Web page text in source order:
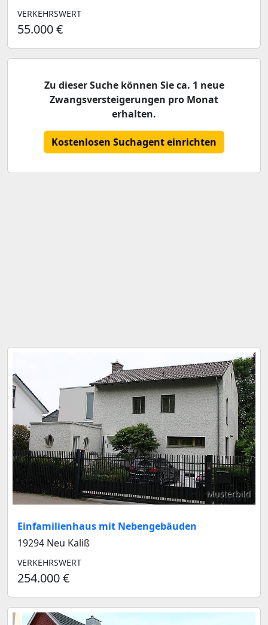
VERKEHRSWERT
55.000 €
Zu dieser Suche können Sie ca. 1 neue
Zwangsversteigerungen pro Monat
erhalten.
Kostenlosen Suchagent einrichten
Musterbild
Einfamilienhaus mit Nebengebäuden
19294 Neu Kaliß
VERKEHRSWERT
254.000 €